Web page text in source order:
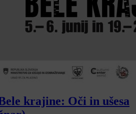
krajine: Oči in ušesa